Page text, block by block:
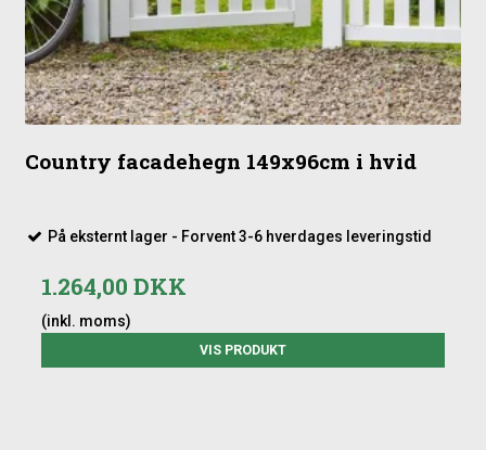
Country facadehegn 149x96cm i hvid
På eksternt lager - Forvent 3-6 hverdages leveringstid
1.264,00 DKK
(inkl. moms)
VIS PRODUKT